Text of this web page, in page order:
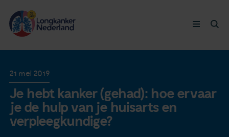
Longkanker
Leven met
Ervaringen
21 mei 2019
Je hebt kanker (gehad): hoe ervaar
je de hulp van je huisarts en
verpleegkundige?